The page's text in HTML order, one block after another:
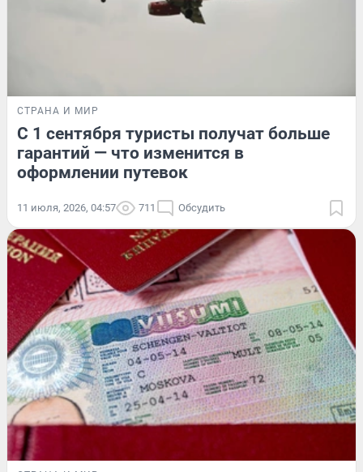
СТРАНА И МИР
С 1 сентября туристы получат больше
гарантий — что изменится в
оформлении путевок
11 июля, 2026, 04:57 711 Обсудить